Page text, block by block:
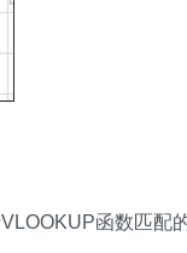
函数匹配